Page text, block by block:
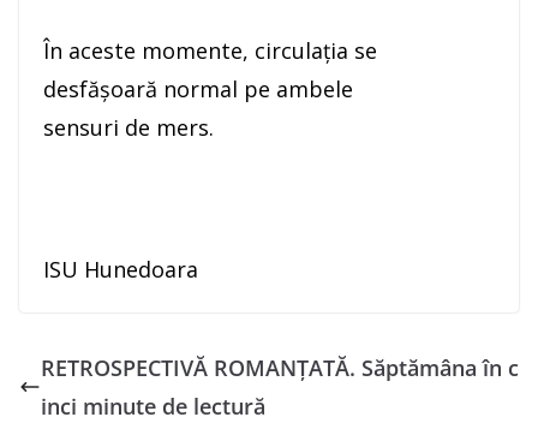
În aceste momente, circulația se
desfășoară normal pe ambele
sensuri de mers.
ISU Hunedoara
RETROSPECTIVĂ ROMANȚATĂ. Săptămâna în c
inci minute de lectură